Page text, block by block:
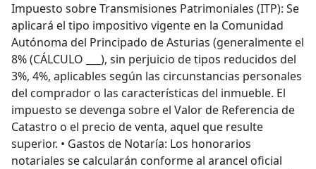
Impuesto sobre Transmisiones Patrimoniales (ITP): Se
aplicará el tipo impositivo vigente en la Comunidad
Autónoma del Principado de Asturias (generalmente el
8% (CÁLCULO ___), sin perjuicio de tipos reducidos del
3%, 4%, aplicables según las circunstancias personales
del comprador o las características del inmueble. El
impuesto se devenga sobre el Valor de Referencia de
Catastro o el precio de venta, aquel que resulte
superior. • Gastos de Notaría: Los honorarios
notariales se calcularán conforme al arancel oficial